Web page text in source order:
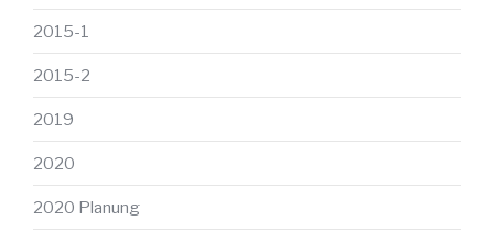
2015-1
2015-2
2019
2020
2020 Planung